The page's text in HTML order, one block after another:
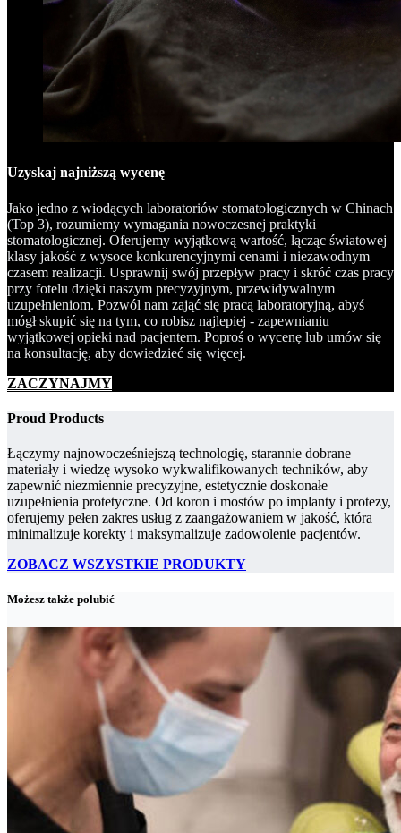
Uzyskaj najniższą wycenę
Jako jedno z wiodących laboratoriów stomatologicznych w Chinach
(Top 3), rozumiemy wymagania nowoczesnej praktyki
stomatologicznej. Oferujemy wyjątkową wartość, łącząc światowej
klasy jakość z wysoce konkurencyjnymi cenami i niezawodnym
czasem realizacji. Usprawnij swój przepływ pracy i skróć czas pracy
przy fotelu dzięki naszym precyzyjnym, przewidywalnym
uzupełnieniom. Pozwól nam zająć się pracą laboratoryjną, abyś
mógł skupić się na tym, co robisz najlepiej - zapewnianiu
wyjątkowej opieki nad pacjentem. Poproś o wycenę lub umów się
na konsultację, aby dowiedzieć się więcej.
ZACZYNAJMY
Proud Products
Łączymy najnowocześniejszą technologię, starannie dobrane
materiały i wiedzę wysoko wykwalifikowanych techników, aby
zapewnić niezmiennie precyzyjne, estetycznie doskonałe
uzupełnienia protetyczne. Od koron i mostów po implanty i protezy,
oferujemy pełen zakres usług z zaangażowaniem w jakość, która
minimalizuje korekty i maksymalizuje zadowolenie pacjentów.
ZOBACZ WSZYSTKIE PRODUKTY
Możesz także polubić